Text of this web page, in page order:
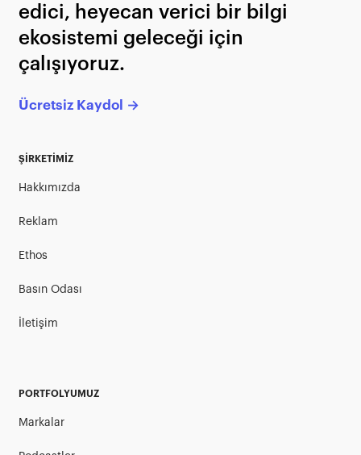
edici, heyecan verici bir bilgi
ekosistemi geleceği için
çalışıyoruz.
Ücretsiz Kaydol →
ŞİRKETİMİZ
Hakkımızda
Reklam
Ethos
Basın Odası
İletişim
PORTFOLYUMUZ
Markalar